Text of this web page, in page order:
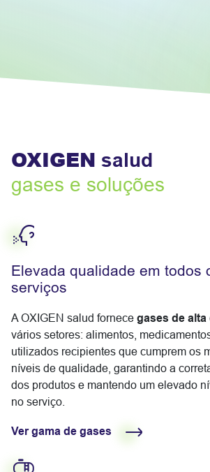
OXIGEN salud
gases e soluções
Elevada qualidade em todos
serviços
A OXIGEN salud fornece gases de
vários setores: alimentos,
utilizados recipientes que cumprem os
níveis de qualidade, garantindo a
dos produtos e mantendo um elevado
no serviço.
Ver gama de gases